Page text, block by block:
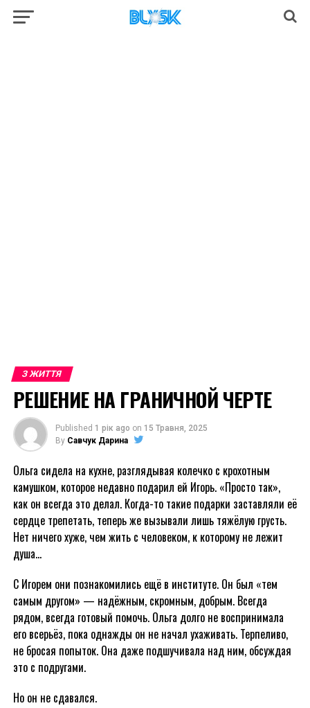
З ЖИТТЯ
РЕШЕНИЕ НА ГРАНИЧНОЙ ЧЕРТЕ
Published 1 рік ago on 15 Травня, 2025
By Савчук Дарина
Ольга сидела на кухне, разглядывая колечко с крохотным
камушком, которое недавно подарил ей Игорь. «Просто так»,
как он всегда это делал. Когда-то такие подарки заставляли её
сердце трепетать, теперь же вызывали лишь тяжёлую грусть.
Нет ничего хуже, чем жить с человеком, к которому не лежит
душа…
С Игорем они познакомились ещё в институте. Он был «тем
самым другом» — надёжным, скромным, добрым. Всегда
рядом, всегда готовый помочь. Ольга долго не воспринимала
его всерьёз, пока однажды он не начал ухаживать. Терпеливо,
не бросая попыток. Она даже подшучивала над ним, обсуждая
это с подругами.
Но он не сдавался.